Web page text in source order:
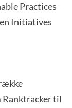
Practices
Initiatives
til